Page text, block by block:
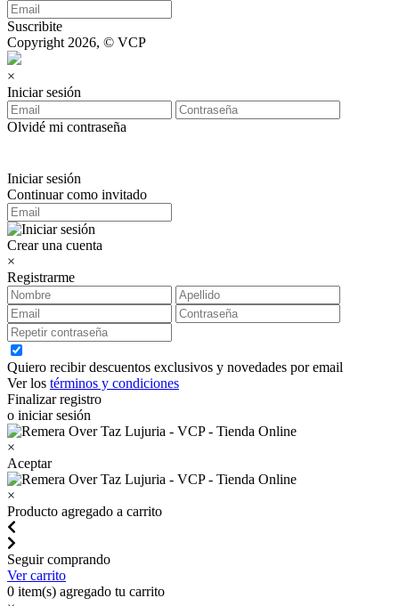
Suscribite
Copyright 2026, © VCP
×
Iniciar sesión
Olvidé mi contraseña
Iniciar sesión
Continuar como invitado
Crear una cuenta
×
Registrarme
Quiero recibir descuentos exclusivos y novedades por email
Ver los términos y condiciones
Finalizar registro
o iniciar sesión
×
Aceptar
×
Producto agregado a carrito
Seguir comprando
Ver carrito
0 item(s) agregado tu carrito